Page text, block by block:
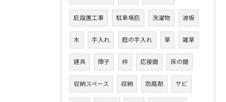
庇設置工事 駐車場庇 洗濯物 波板
木 手入れ 庭の手入れ 草 雑草
建具 障子 枠 応接間 床の間
収納スペース 収納 防腐剤 サビ